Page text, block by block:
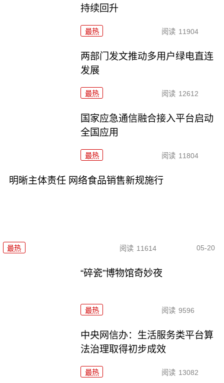
持续回升
最热 阅读 11904
两部门发文推动多用户绿电直连
发展
最热 阅读 12612
国家应急通信融合接入平台启动
全国应用
最热 阅读 11804
明晰主体责任 网络食品销售新规施行
最热 阅读 11614 05-20
“碎瓷”博物馆奇妙夜
最热 阅读 9596
中央网信办：生活服务类平台算
法治理取得初步成效
最热 阅读 13082